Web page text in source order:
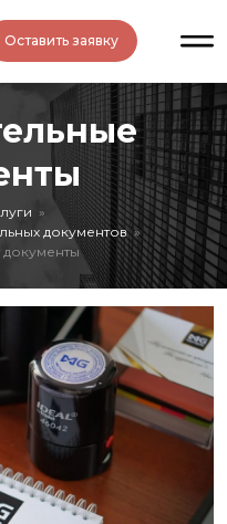
Оставить заявку
документов